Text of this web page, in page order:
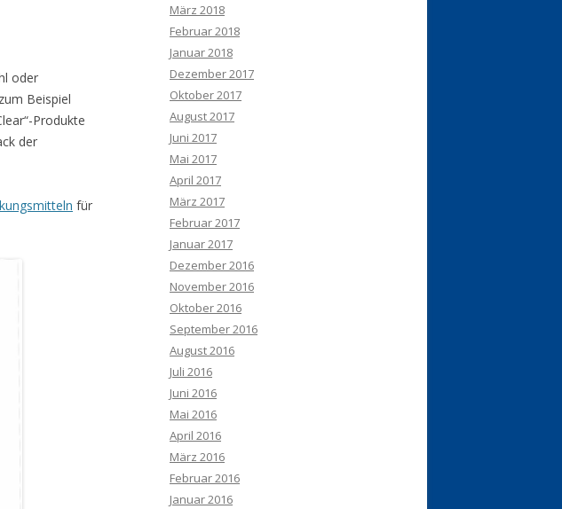
oder
Beispiel
Produkte
der
für
März 2018
Februar 2018
Januar 2018
Dezember 2017
Oktober 2017
August 2017
Juni 2017
Mai 2017
April 2017
März 2017
Februar 2017
Januar 2017
Dezember 2016
November 2016
Oktober 2016
September 2016
August 2016
Juli 2016
Juni 2016
Mai 2016
April 2016
März 2016
Februar 2016
Januar 2016